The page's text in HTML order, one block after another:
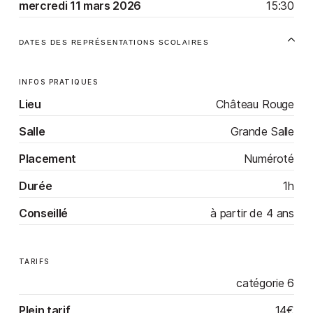
mercredi 11 mars 2026 15:30
DATES DES REPRÉSENTATIONS SCOLAIRES
INFOS PRATIQUES
Lieu
Château Rouge
Salle
Grande Salle
Placement
Numéroté
Durée
1h
Conseillé
à partir de 4 ans
TARIFS
catégorie 6
14€